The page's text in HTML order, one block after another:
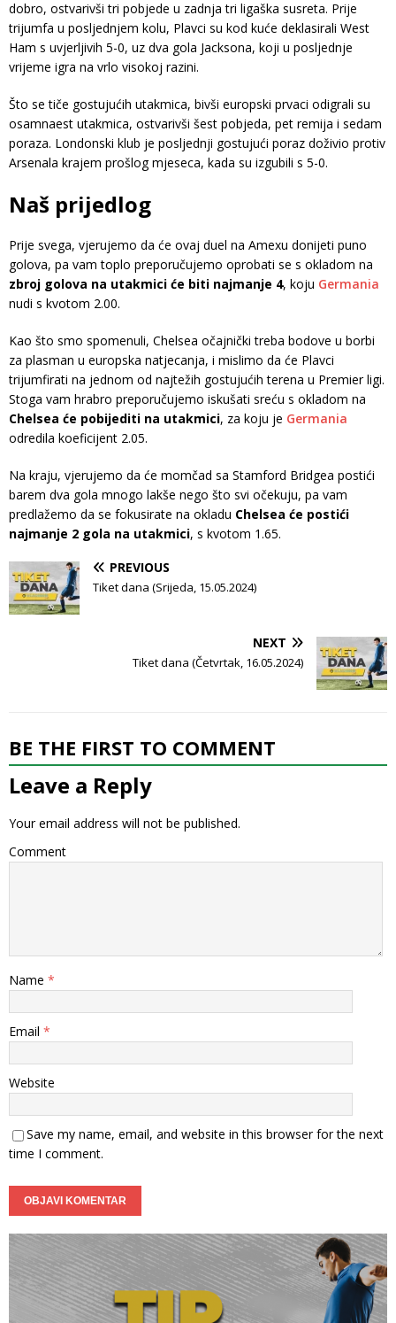
dobro, ostvarivši tri pobjede u zadnja tri ligaška susreta. Prije
trijumfa u posljednjem kolu, Plavci su kod kuće deklasirali West
Ham s uvjerljivih 5-0, uz dva gola Jacksona, koji u posljednje
vrijeme igra na vrlo visokoj razini.
Što se tiče gostujućih utakmica, bivši europski prvaci odigrali su
osamnaest utakmica, ostvarivši šest pobjeda, pet remija i sedam
poraza. Londonski klub je posljednji gostujući poraz doživio protiv
Arsenala krajem prošlog mjeseca, kada su izgubili s 5-0.
Naš prijedlog
Prije svega, vjerujemo da će ovaj duel na Amexu donijeti puno
golova, pa vam toplo preporučujemo oprobati se s okladom na
zbroj golova na utakmici će biti najmanje 4, koju Germania
nudi s kvotom 2.00.
Kao što smo spomenuli, Chelsea očajnički treba bodove u borbi
za plasman u europska natjecanja, i mislimo da će Plavci
trijumfirati na jednom od najtežih gostujućih terena u Premier ligi.
Stoga vam hrabro preporučujemo iskušati sreću s okladom na
Chelsea će pobijediti na utakmici, za koju je Germania
odredila koeficijent 2.05.
Na kraju, vjerujemo da će momčad sa Stamford Bridgea postići
barem dva gola mnogo lakše nego što svi očekuju, pa vam
predlažemo da se fokusirate na okladu Chelsea će postići
najmanje 2 gola na utakmici, s kvotom 1.65.
PREVIOUS
Tiket dana (Srijeda, 15.05.2024)
NEXT
Tiket dana (Četvrtak, 16.05.2024)
BE THE FIRST TO COMMENT
Leave a Reply
Your email address will not be published.
Comment
Name *
Email *
Website
Save my name, email, and website in this browser for the next
time I comment.